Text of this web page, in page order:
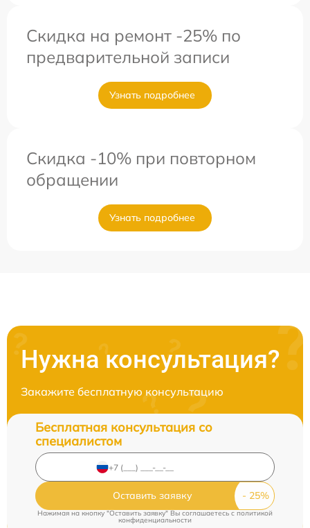
Скидка на ремонт -25% по
предварительной записи
Узнать подробнее
Скидка -10% при повторном
обращении
Узнать подробнее
Нужна консультация?
Закажите бесплатную консультацию
Бесплатная консультация со
специалистом
Оставить заявку
Нажимая на кнопку "Оставить заявку" Вы соглашаетесь c политикой
конфиденциальности